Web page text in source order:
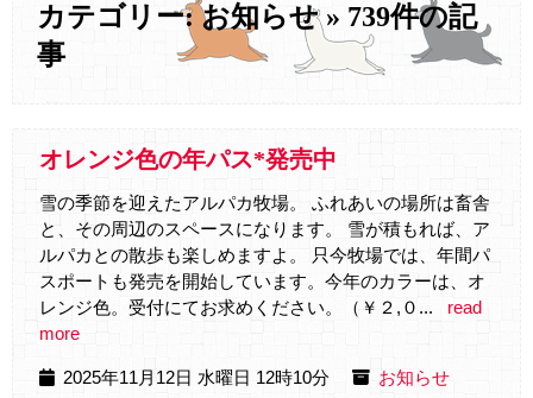
カテゴリー: お知らせ » 739件の記
事
オレンジ色の年パス*発売中
雪の季節を迎えたアルパカ牧場。 ふれあいの場所は畜舎
と、その周辺のスペースになります。 雪が積もれば、ア
ルパカとの散歩も楽しめますよ。 只今牧場では、年間パ
スポートも発売を開始しています。今年のカラーは、オ
レンジ色。受付にてお求めください。（￥２,０...
read
more
2025年11月12日 水曜日 12時10分 お知らせ